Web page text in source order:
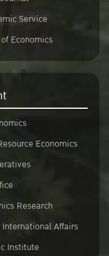
Service
Economics
Economics
Research
International Affairs
Institute